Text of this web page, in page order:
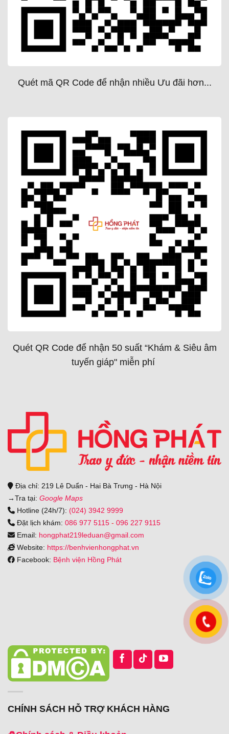
Địa chỉ: 219 Lê Duẩn - Hai Bà Trưng - Hà Nội
→Tra tại: Google Maps
Hotline (24h/7): (024) 3942 9999
Đặt lịch khám: 086 977 5115 - 096 227 9115
Email: hongphat219leduan@gmail.com
Website: https://benhvienhongphat.vn
Facebook: Bệnh viện Hồng Phát
CHÍNH SÁCH HỖ TRỢ KHÁCH HÀNG
Quét mã QR Code để nhận nhiều Ưu đãi hơn...
Quét QR Code để nhận 50 suất “Khám & Siêu âm
tuyến giáp" miễn phí